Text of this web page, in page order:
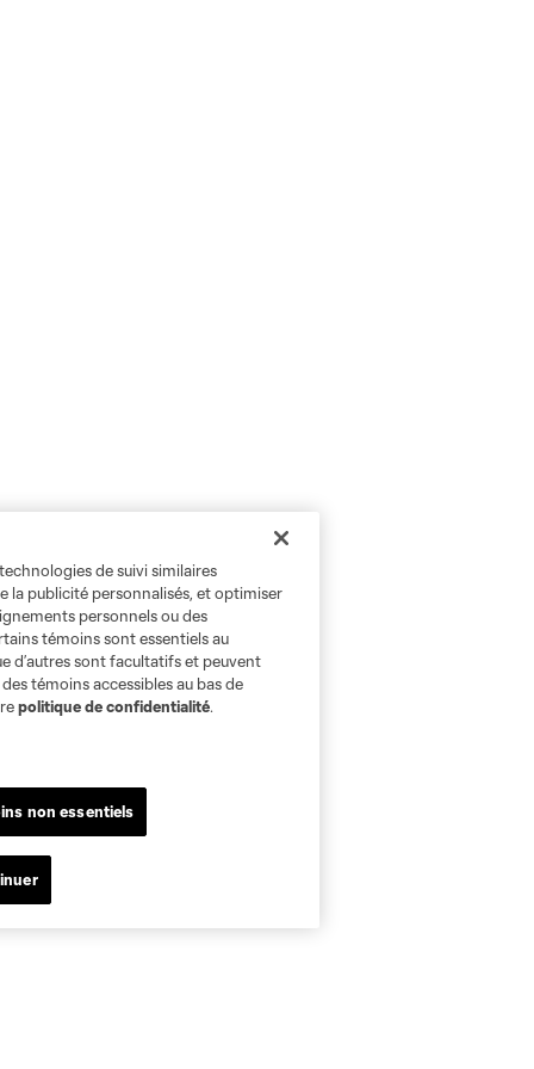
de suivi similaires
la publicité personnalisés, et optimiser
personnels ou des
témoins sont essentiels au
d’autres sont facultatifs et peuvent
témoins accessibles au bas de
politique de confidentialité.
non essentiels